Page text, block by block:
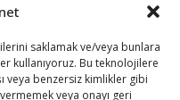
saklamak ve/veya bunlara
kullanıyoruz. Bu teknolojilere
veya benzersiz kimlikler gibi
veya onayı geri
Helikopteri
ile Kara
helikopter için